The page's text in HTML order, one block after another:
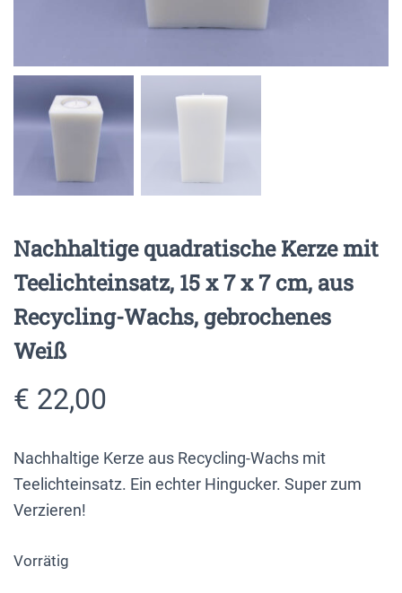
Nachhaltige quadratische Kerze mit
Teelichteinsatz, 15 x 7 x 7 cm, aus
Recycling-Wachs, gebrochenes
Weiß
€ 22,00
Nachhaltige Kerze aus Recycling-Wachs mit
Teelichteinsatz. Ein echter Hingucker. Super zum
Verzieren!
Vorrätig